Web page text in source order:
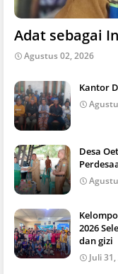
Adat sebagai
Agustus 02, 2026
Kantor
Desa
2026
dan gizi
Juli